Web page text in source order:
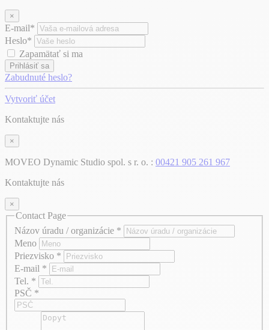
×
E-mail*
Heslo*
Zapamätať si ma
Prihlásiť sa
Zabudnuté heslo?
Vytvoriť účet
Kontaktujte nás
×
MOVEO Dynamic Studio spol. s r. o. : 00421 905 261 967
Kontaktujte nás
×
Contact Page
Názov úradu / organizácie *
Meno
Priezvisko *
E-mail *
Tel. *
PSČ *